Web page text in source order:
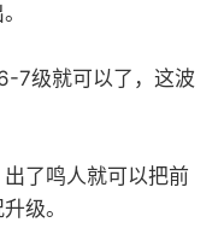
7级就可以了，这波
了鸣人就可以把前
级。